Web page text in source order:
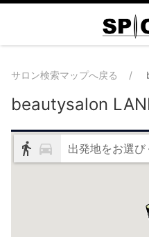
サロン検索マップへ戻る
beautysalon
出発地をお選び